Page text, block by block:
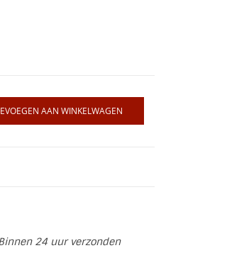
AAN WINKELWAGEN
24 uur verzonden